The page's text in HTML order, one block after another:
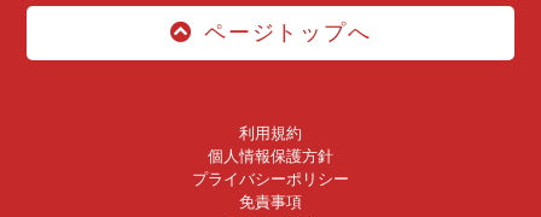
ページトップへ
利用規約
個人情報保護方針
プライバシーポリシー
免責事項